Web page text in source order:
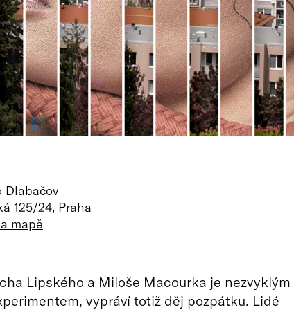
Dlabačov
125/24, Praha
mapě
Lipského a Miloše Macourka je nezvyklým
vypráví totiž děj pozpátku. Lidé